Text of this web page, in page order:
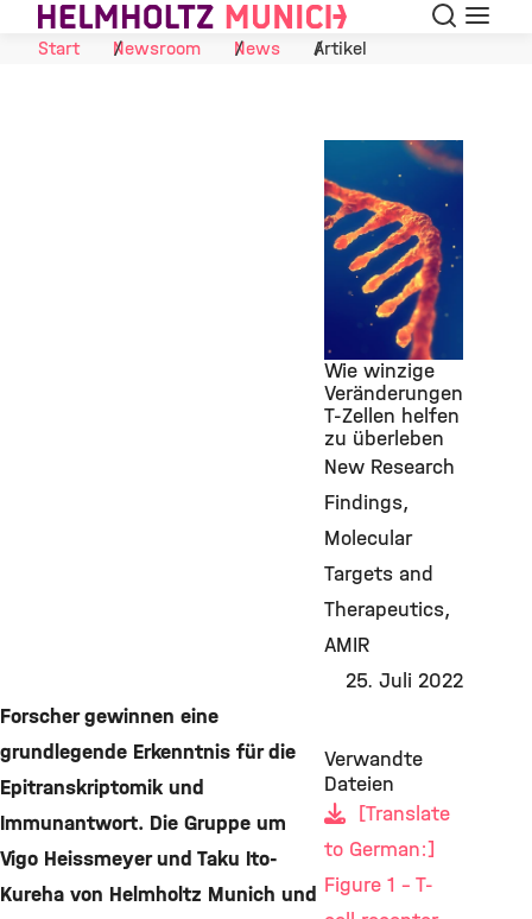
Skip to Content Suche
Start
Newsroom News Artikel
©
Wie winzige
Veränderungen
T-Zellen helfen
zu überleben
New Research
Findings
Molecular
Targets and
Therapeutics
AMIR
25. Juli 2022
Forscher gewinnen eine
grundlegende Erkenntnis für die
Epitranskriptomik und
Immunantwort. Die Gruppe um
Vigo Heissmeyer und Taku Ito-
Kureha von Helmholtz Munich und
Verwandte
Dateien
[Translate
to German:]
Figure 1 - T-